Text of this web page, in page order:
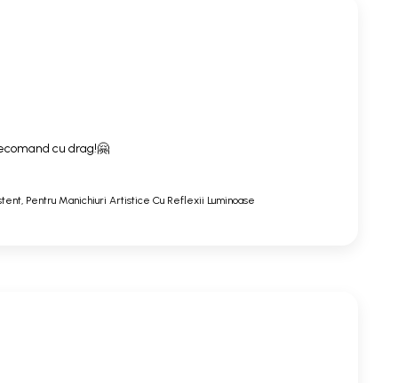
cu drag!🤗
Pentru Manichiuri Artistice Cu Reflexii Luminoase